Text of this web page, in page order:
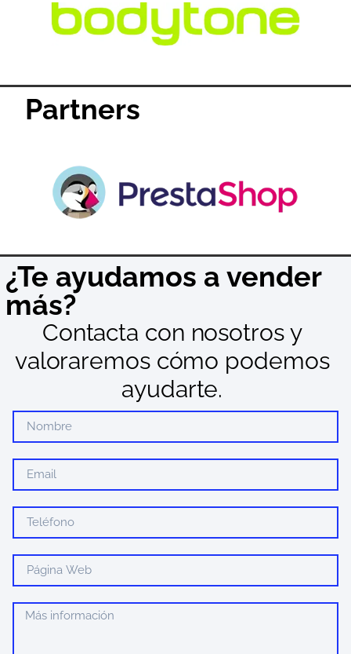
Partners
¿Te ayudamos a vender
más?
Contacta con nosotros y
valoraremos cómo podemos
ayudarte.